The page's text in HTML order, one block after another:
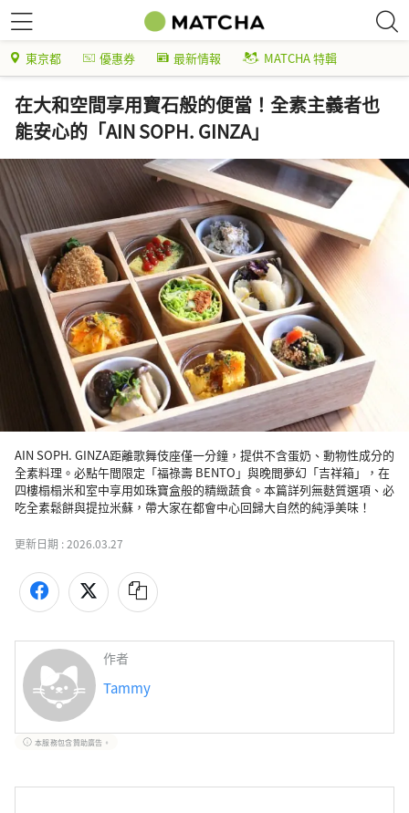
東京都 優惠券 最新情報 MATCHA 特輯
在大和空間享用寶石般的便當！全素主義者也
能安心的「AIN SOPH. GINZA」
AIN SOPH. GINZA距離歌舞伎座僅一分鐘，提供不含蛋奶、動物性成分的
全素料理。必點午間限定「福祿壽 BENTO」與晚間夢幻「吉祥箱」，在
四樓榻榻米和室中享用如珠寶盒般的精緻蔬食。本篇詳列無麩質選項、必
吃全素鬆餅與提拉米蘇，帶大家在都會中心回歸大自然的純淨美味！
更新日期 :2026.03.27
作者
Tammy
本服務包含贊助廣告。